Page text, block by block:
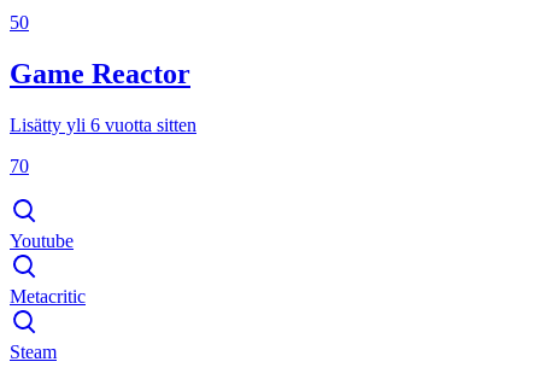
50
Game Reactor
Lisätty yli 6 vuotta sitten
70
Youtube
Metacritic
Steam